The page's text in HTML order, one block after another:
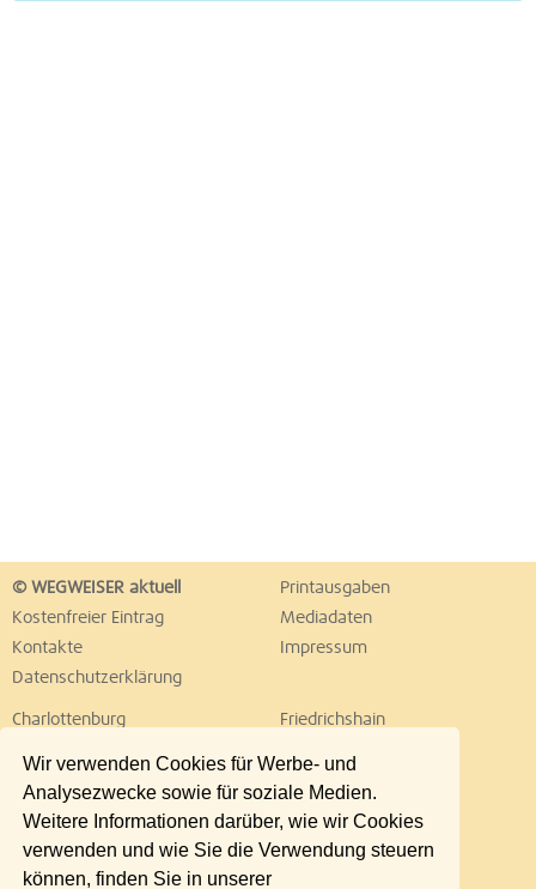
Wir verwenden Cookies für Werbe- und
Analysezwecke sowie für soziale Medien.
Weitere Informationen darüber, wie wir Cookies
verwenden und wie Sie die Verwendung steuern
können, finden Sie in unserer
© WEGWEISER aktuell
Printausgaben
Kostenfreier Eintrag
Mediadaten
Kontakte
Impressum
Datenschutzerklärung
Charlottenburg
Friedrichshain
Lichtenberg
Marzahn
Neukölln
Pankow